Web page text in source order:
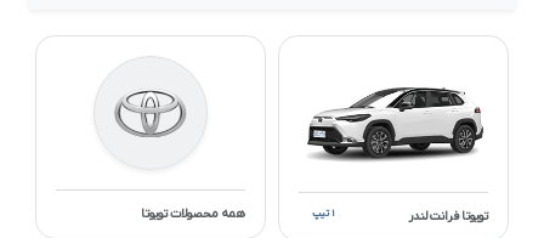
تویوتا فرانت لندر ۱ تیپ همه محصولات تویوتا